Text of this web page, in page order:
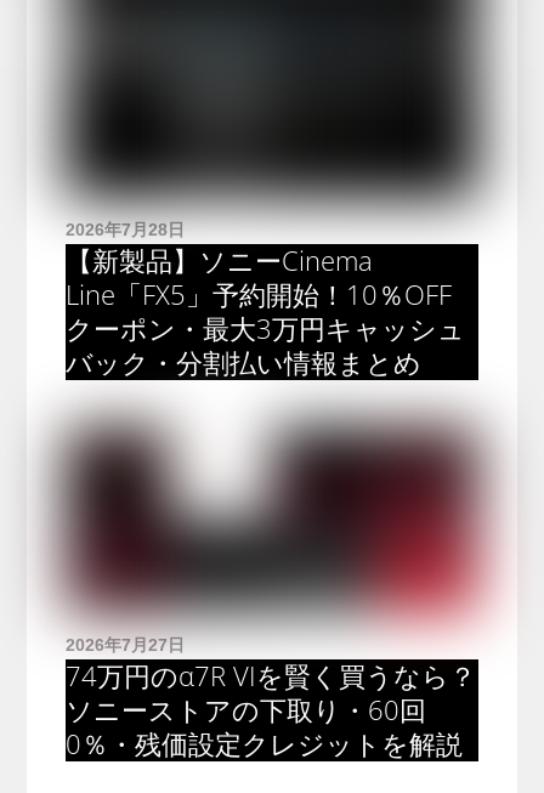
2026年7月28日
【新製品】ソニーCinema
Line「FX5」予約開始！10％OFF
クーポン・最大3万円キャッシュ
バック・分割払い情報まとめ
2026年7月27日
74万円のα7R VIを賢く買うなら？
ソニーストアの下取り・60回
0％・残価設定クレジットを解説